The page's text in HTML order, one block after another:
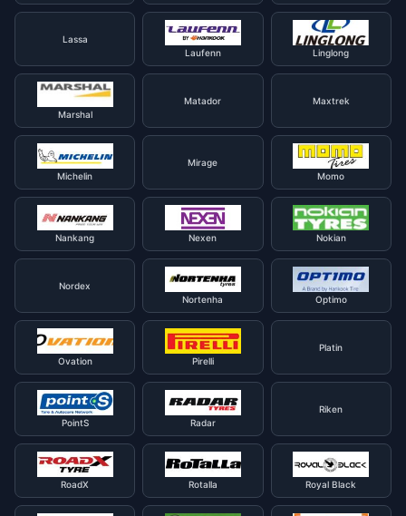
Lassa
Laufenn
Linglong
Marshal
Matador Maxtrek
Michelin
Mirage
Momo
Nankang Nexen Nokian
Nordex
Nortenha
Optimo
Ovation Pirelli
Platin
PointS Radar
Riken
RoadX Rotalla Royal Black